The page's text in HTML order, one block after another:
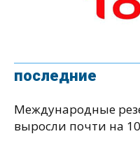
последние
Международные
выросли почти на